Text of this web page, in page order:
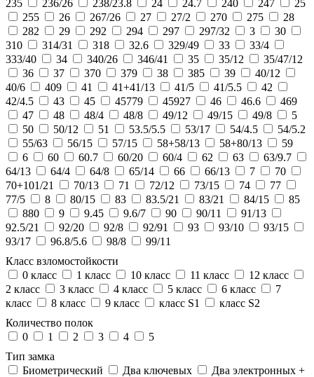
235
236/26 238/23.8 24 24.7 240 247
25
255
26 267/26 27 27/2 270 275
28
282
29 292 294 297 297/32 3
30
310
314/31 318 32.6 329/49 33
33/4
333/40
34 340/26 346/41 35 35/12
35/47/12
36
37 370 379 38 385 39
40/12
40/6
409 41 41+41/13 41/5 41/5.5
42
42/4.5
43 45 45779 45927 46 46.6
469
47
48 48/4 48/8 49/12 49/15 49/8
5
50
50/12 51 53.5/5.5 53/17 54/4.5
54/5.2
55/63
56/15 57/15 58+58/13 58+80/13
59
6
60 60.7 60/20 60/4 62 63
63/9.7
64/13
64/4 64/8 65/14 66 66/13 7
70
70+101/21
70/13 71 72/12 73/15 74
77
77/5
8 80/15 83 83.5/21 83/21 84/15
85
880
9 9.45 9.6/7 90 90/11
91/13
92.5/21
92/20 92/8 92/91 93 93/10
93/15
93/17
96.8/5.6 98/8
99/11
Класс взломостойкости
0 класс
1 класс 10 класс 11 класс
12 класс
2 класс
3 класс 4 класс 5 класс 6 класс
7
класс
8 класс 9 класс класс S1
класс S2
Количество полок
0
1 2 3 4
5
Тип замка
Биометрический
Два ключевых
Два электронныx +